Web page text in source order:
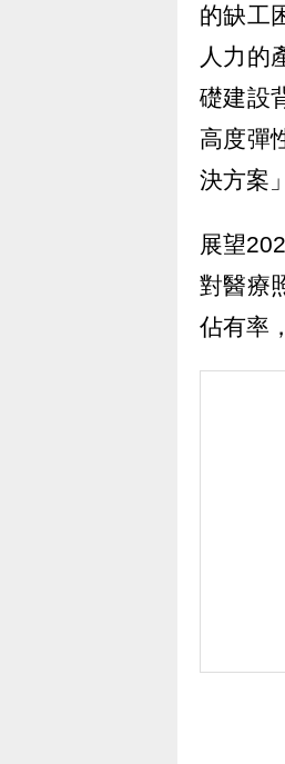
的缺工
人力的
礎建設
高度彈
決方案
展望
對醫療
佔有率